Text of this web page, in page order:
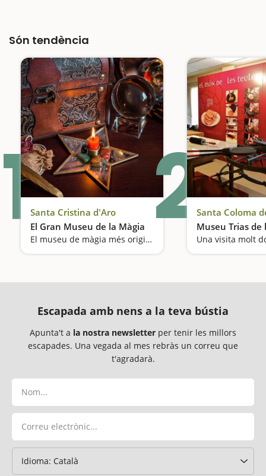
Són tendència
1Santa Cristina d'Aro
El Gran Museu de la Màgia
El museu de màgia més original del món2Santa Coloma
Museu Trias de
Una visita molt
Escapada amb nens a la teva bústia
Apunta't a la nostra newsletter per tenir les millors
escapades. Una vegada al mes rebràs un correu que
t'agradarà.